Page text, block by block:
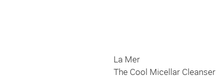
La Mer
The Cool Micellar Cleanser